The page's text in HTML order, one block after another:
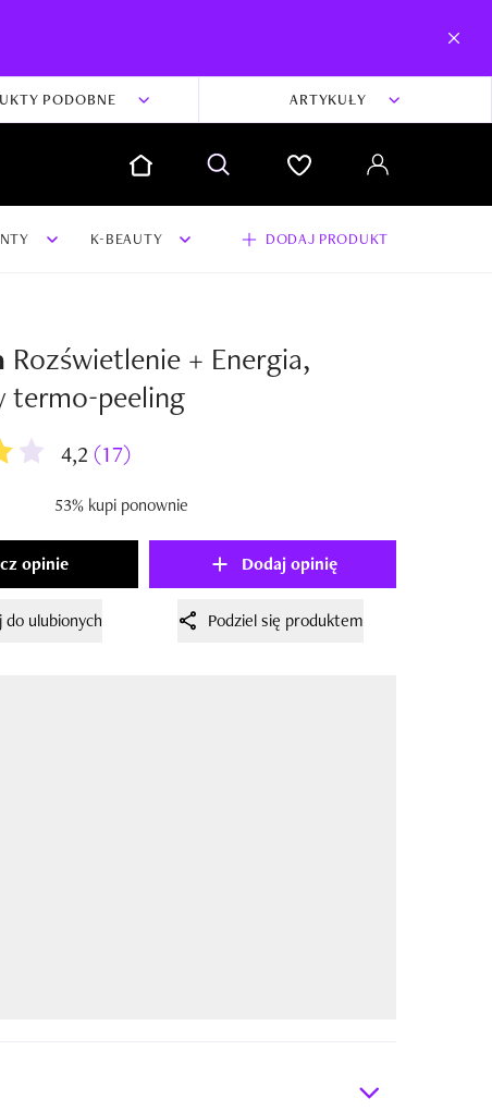
PODOBNE ARTYKUŁY
K-BEAUTY DODAJ PRODUKT
Rozświetlenie + Energia,
termo-peeling
4,2 (17)
53% kupi ponownie
opinie Dodaj opinię
do ulubionych Podziel się produktem